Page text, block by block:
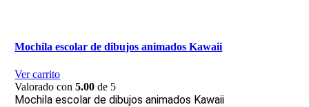
Mochila escolar de dibujos animados Kawaii
Ver carrito
Valorado con5.00 de 5
Mochila escolar de dibujos animados Kawaii